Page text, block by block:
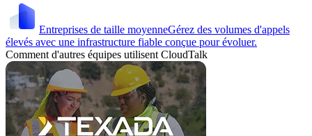
Entreprises de taille moyenneGérez des volumes d'appels
élevés avec une infrastructure fiable conçue pour évoluer.
Comment d'autres équipes utilisent CloudTalk